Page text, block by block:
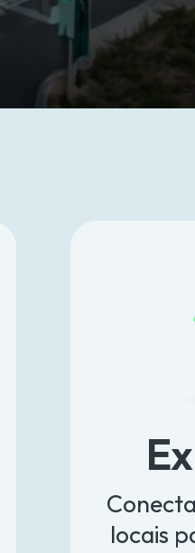
locais